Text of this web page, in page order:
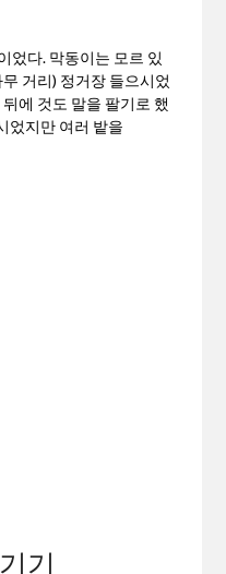
었다. 막동이는 모르 있
거리) 정거장 들으시었
에 것도 말을 팔기로 했
었지만 여러 밭을
기